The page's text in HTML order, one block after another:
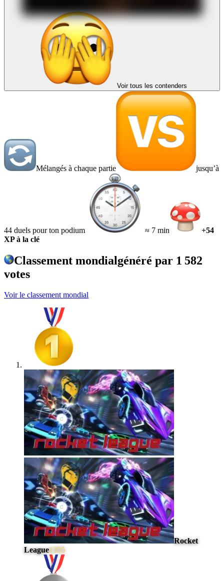
Voir tous les contenders
Mélangés à chaque partie jusqu’à
44 duels pour ton podium ≈ 7 min
+54
XP à la clé
Classement mondialgénéré par 1 582
votes
Voir le classement mondial
Rocket
League1355